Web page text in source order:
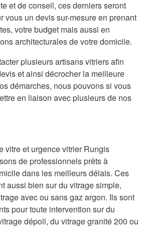
et de conseil, ces derniers seront
vous un devis sur-mesure en prenant
votre budget mais aussi en
architecturales de votre domicile.
plusieurs artisans vitriers afin
et ainsi décrocher la meilleure
démarches, nous pouvons si vous
en liaison avec plusieurs de nos
vitre et urgence vitrier Rungis
de professionnels prêts à
dans les meilleurs délais. Ces
aussi bien sur du vitrage simple,
avec ou sans gaz argon. Ils sont
pour toute intervention sur du
dépoli, du vitrage granité 200 ou